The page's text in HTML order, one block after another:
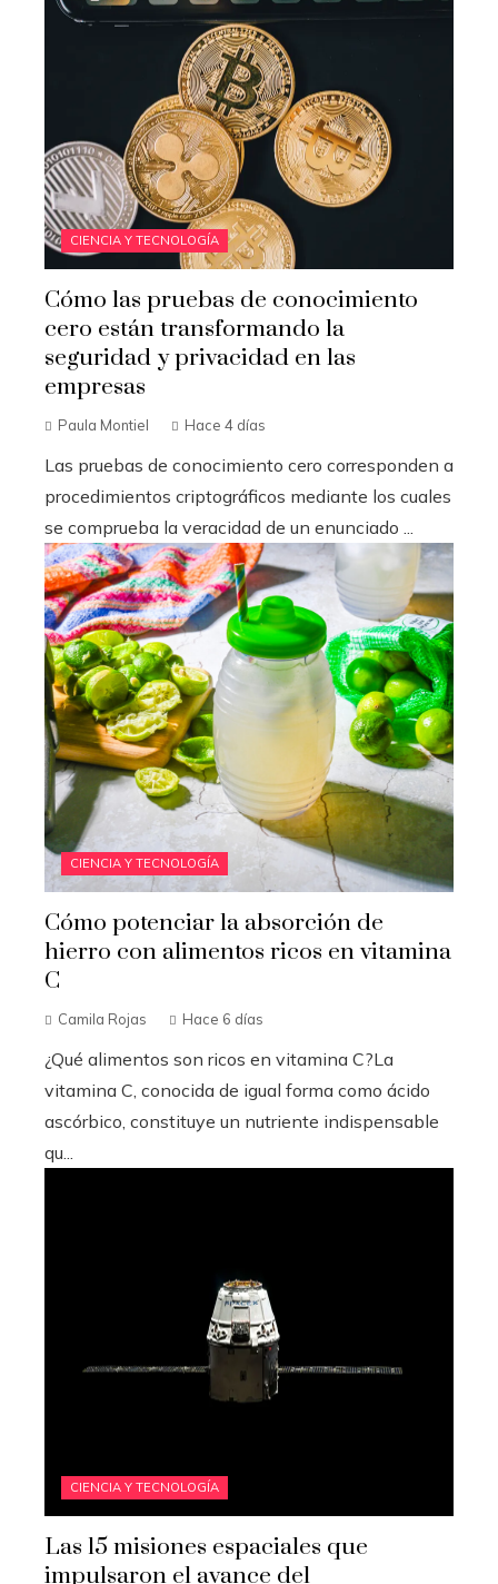
CIENCIA Y TECNOLOGÍA
Cómo las pruebas de conocimiento
cero están transformando la
seguridad y privacidad en las
empresas
Paula Montiel Hace 4 días
Las pruebas de conocimiento cero corresponden a
procedimientos criptográficos mediante los cuales
se comprueba la veracidad de un enunciado ...
CIENCIA Y TECNOLOGÍA
Cómo potenciar la absorción de
hierro con alimentos ricos en vitamina
C
Camila Rojas Hace 6 días
¿Qué alimentos son ricos en vitamina C?La
vitamina C, conocida de igual forma como ácido
ascórbico, constituye un nutriente indispensable
qu...
CIENCIA Y TECNOLOGÍA
Las 15 misiones espaciales que
impulsaron el avance del